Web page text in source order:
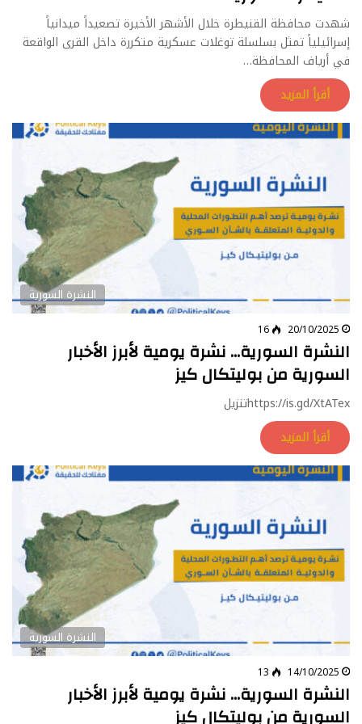
شهدت محافظة القنيطرة خلال الأشهر الأخيرة تصعيداً ميدانياً
إسرائيلياً تمثل بسلسلة توغلات عسكرية متكررة داخل القرى الواقعة
في أرياف المحافظة…
أقرأ المزيد
النشرة السورية
20/10/2025
16
النشرة السورية… نشرة يومية لأبرز الأخبار
السورية من بوليتكال كيز
https://is.gd/XtATexتنزيل
أقرأ المزيد
النشرة السورية
14/10/2025
13
النشرة السورية… نشرة يومية لأبرز الأخبار
السورية من بوليتكال كيز